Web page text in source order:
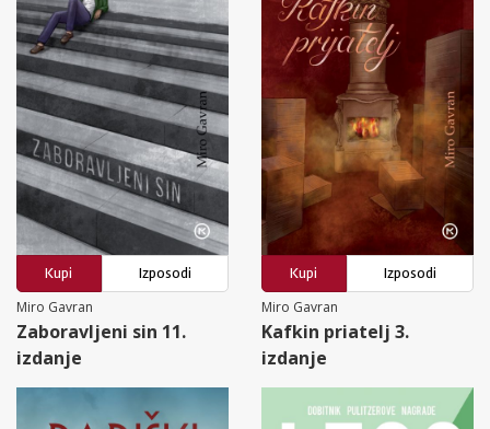
Kupi
Izposodi
Miro Gavran
Zaboravljeni sin 11.
izdanje
Kupi
Izposodi
Miro Gavran
Kafkin priatelj 3.
izdanje